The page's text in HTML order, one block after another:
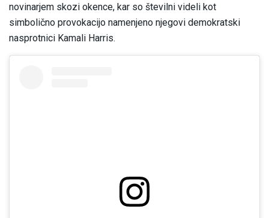
novinarjem skozi okence, kar so številni videli kot
simbolično provokacijo namenjeno njegovi demokratski
nasprotnici Kamali Harris.